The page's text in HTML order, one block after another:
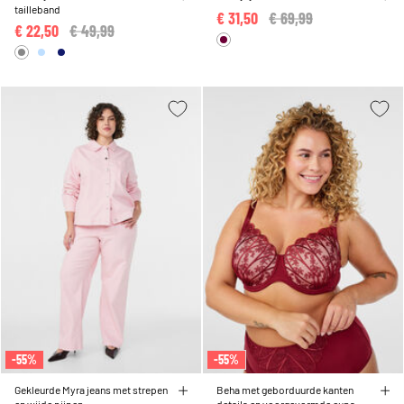
tailleband
Price reduced from
€ 49,99
€ 22,50
Price reduced from
€ 69,99
€ 31,50
-55%
Gekleurde Myra jeans met strepen
-55%
Beha met geborduurde kanten